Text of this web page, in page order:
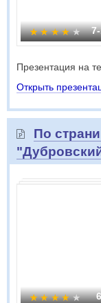
Презентация на
Открыть
По